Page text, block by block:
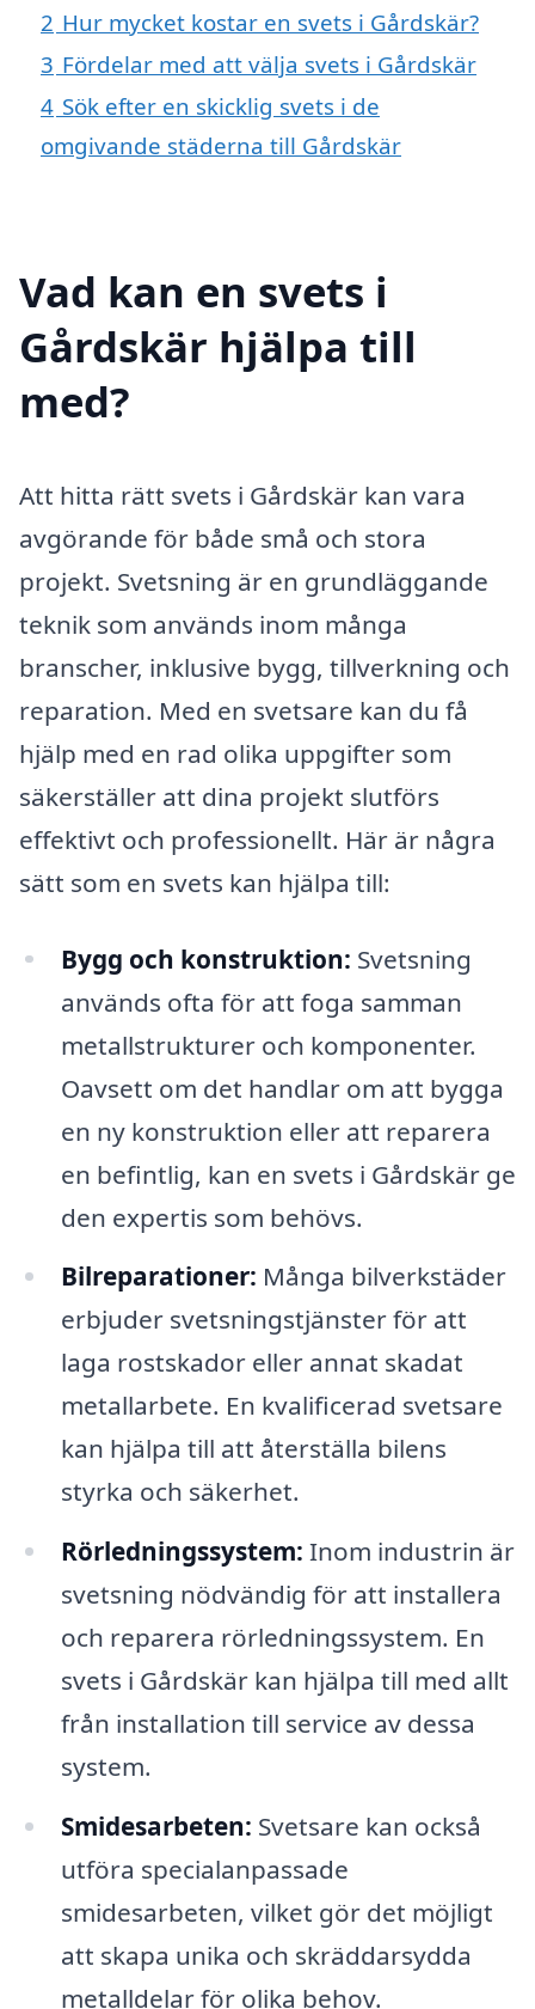
2 Hur mycket kostar en svets i Gårdskär?
3 Fördelar med att välja svets i Gårdskär
4 Sök efter en skicklig svets i de
omgivande städerna till Gårdskär
Vad kan en svets i
Gårdskär hjälpa till
med?
Att hitta rätt svets i Gårdskär kan vara
avgörande för både små och stora
projekt. Svetsning är en grundläggande
teknik som används inom många
branscher, inklusive bygg, tillverkning och
reparation. Med en svetsare kan du få
hjälp med en rad olika uppgifter som
säkerställer att dina projekt slutförs
effektivt och professionellt. Här är några
sätt som en svets kan hjälpa till:
Bygg och konstruktion: Svetsning
används ofta för att foga samman
metallstrukturer och komponenter.
Oavsett om det handlar om att bygga
en ny konstruktion eller att reparera
en befintlig, kan en svets i Gårdskär ge
den expertis som behövs.
Bilreparationer: Många bilverkstäder
erbjuder svetsningstjänster för att
laga rostskador eller annat skadat
metallarbete. En kvalificerad svetsare
kan hjälpa till att återställa bilens
styrka och säkerhet.
Rörledningssystem: Inom industrin är
svetsning nödvändig för att installera
och reparera rörledningssystem. En
svets i Gårdskär kan hjälpa till med allt
från installation till service av dessa
system.
Smidesarbeten: Svetsare kan också
utföra specialanpassade
smidesarbeten, vilket gör det möjligt
att skapa unika och skräddarsydda
metalldelar för olika behov.